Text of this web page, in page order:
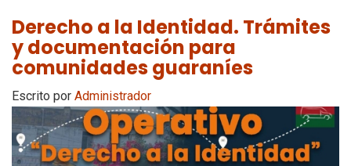
Derecho a la Identidad. Trámites
y documentación para
comunidades guaraníes
Escrito por Administrador